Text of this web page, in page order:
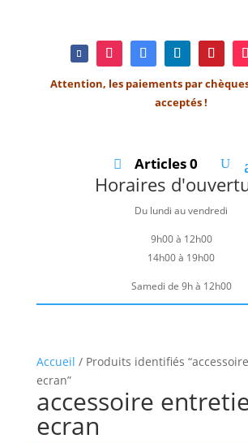
Attention, les paiements par
acceptés !
Articles 0
Horaires
Du lundi au vendredi
9h00 à 12h00
14h00 à 19h00
Samedi de 9h à 12h00
Accueil / Produits identifiés
ecran”
accessoire
ecran